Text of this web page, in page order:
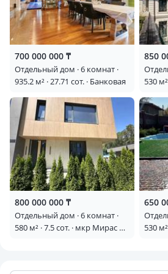
просыпаться под щебет птиц,
бассейна, собираться с друзьями
уединением в саду.
700 000 000 ₸
Отдельный дом · 6 комнат ·
935.2 м² · 27.71 сот. · Банковая
850
530
800 000 000 ₸
Отдельный дом · 6 комнат ·
580 м² · 7.5 сот. · мкр Мирас —
650
530